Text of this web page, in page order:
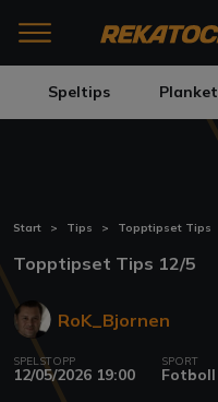
Speltips Planket
Start Tips Topptipset Tips
Topptipset Tips 12/5
RoK_Bjornen
SPELSTOPP
12/05/2026 19:00
SPORT
Fotboll